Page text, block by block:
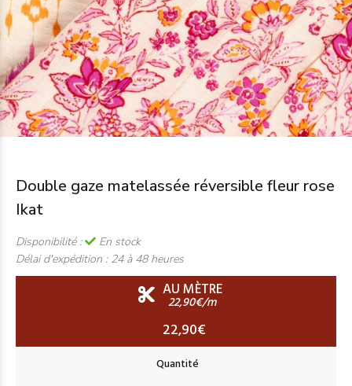
Double gaze matelassée réversible fleur rose
Ikat
Disponibilité :
En stock
Délai d'expédition : 24 à 48 heures
AU MÈTRE
22,90€/m
22,90€